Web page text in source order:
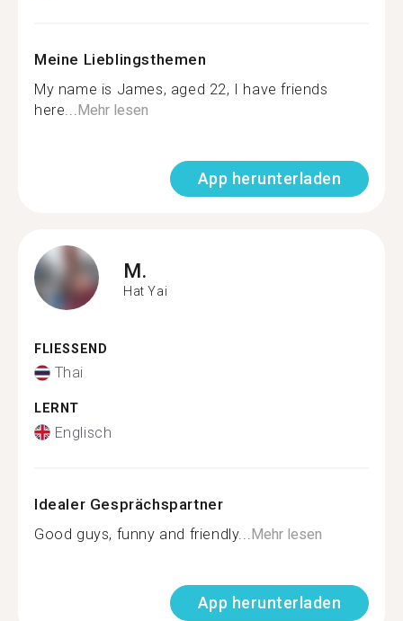
Meine Lieblingsthemen
My name is James, aged 22, I have friends
here... Mehr lesen
App herunterladen
M.
Hat Yai
FLIESSEND
Thai
LERNT
Englisch
Idealer Gesprächspartner
Good guys, funny and friendly... Mehr lesen
App herunterladen